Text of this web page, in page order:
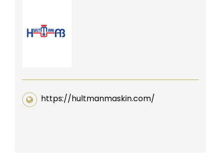
https://hultmanmaskin.com/